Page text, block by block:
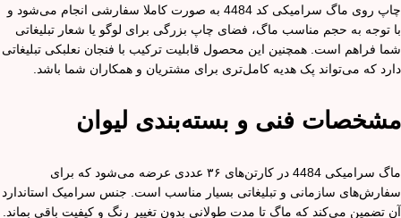
چاپ روی ماگ سرامیکی کد 4484 به صورت کاملا سفارشی انجام می‌شود و
با توجه به حجم مناسب ماگ، فضای چاپ بزرگی برای لوگو یا شعار تبلیغاتی
شما فراهم است. همچنین این محصول قابلیت ترکیب با فنجان نعلبکی تبلیغاتی
دارد که می‌تواند پک هدیه کامل‌تری برای مشتریان و همکاران شما باشد.
مشخصات فنی و بسته‌بندی لیوان
ماگ سرامیکی 4484 در کارتن‌های ۳۶ عددی عرضه می‌شود که برای
سفارش‌های سازمانی و تبلیغاتی بسیار مناسب است. جنس سرامیک استاندارد
آن تضمین می‌کند که ماگ تا مدت طولانی بدون تغییر رنگ و کیفیت باقی بماند.